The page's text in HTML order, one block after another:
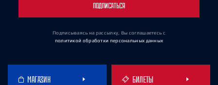
ПОДПИСАТЬСЯ
Подписываясь на рассылку, Вы соглашаетесь с
политикой обработки персональных данных
МАГАЗИН БИЛЕТЫ